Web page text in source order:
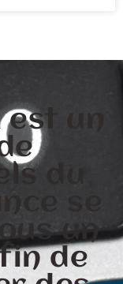
un
du
se
un
de